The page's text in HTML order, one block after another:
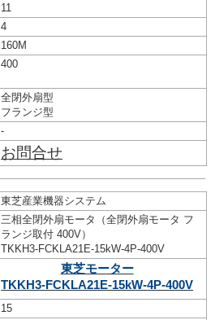
11
4
160M
400
全閉外扇型
フランジ型
-
お問合せ
東芝産業機器システム
三相全閉外扇モータ（全閉外扇モータ フ
ランジ取付 400V）
TKKH3-FCKLA21E-15kW-4P-400V
東芝モーター
TKKH3-FCKLA21E-15kW-4P-400V
15